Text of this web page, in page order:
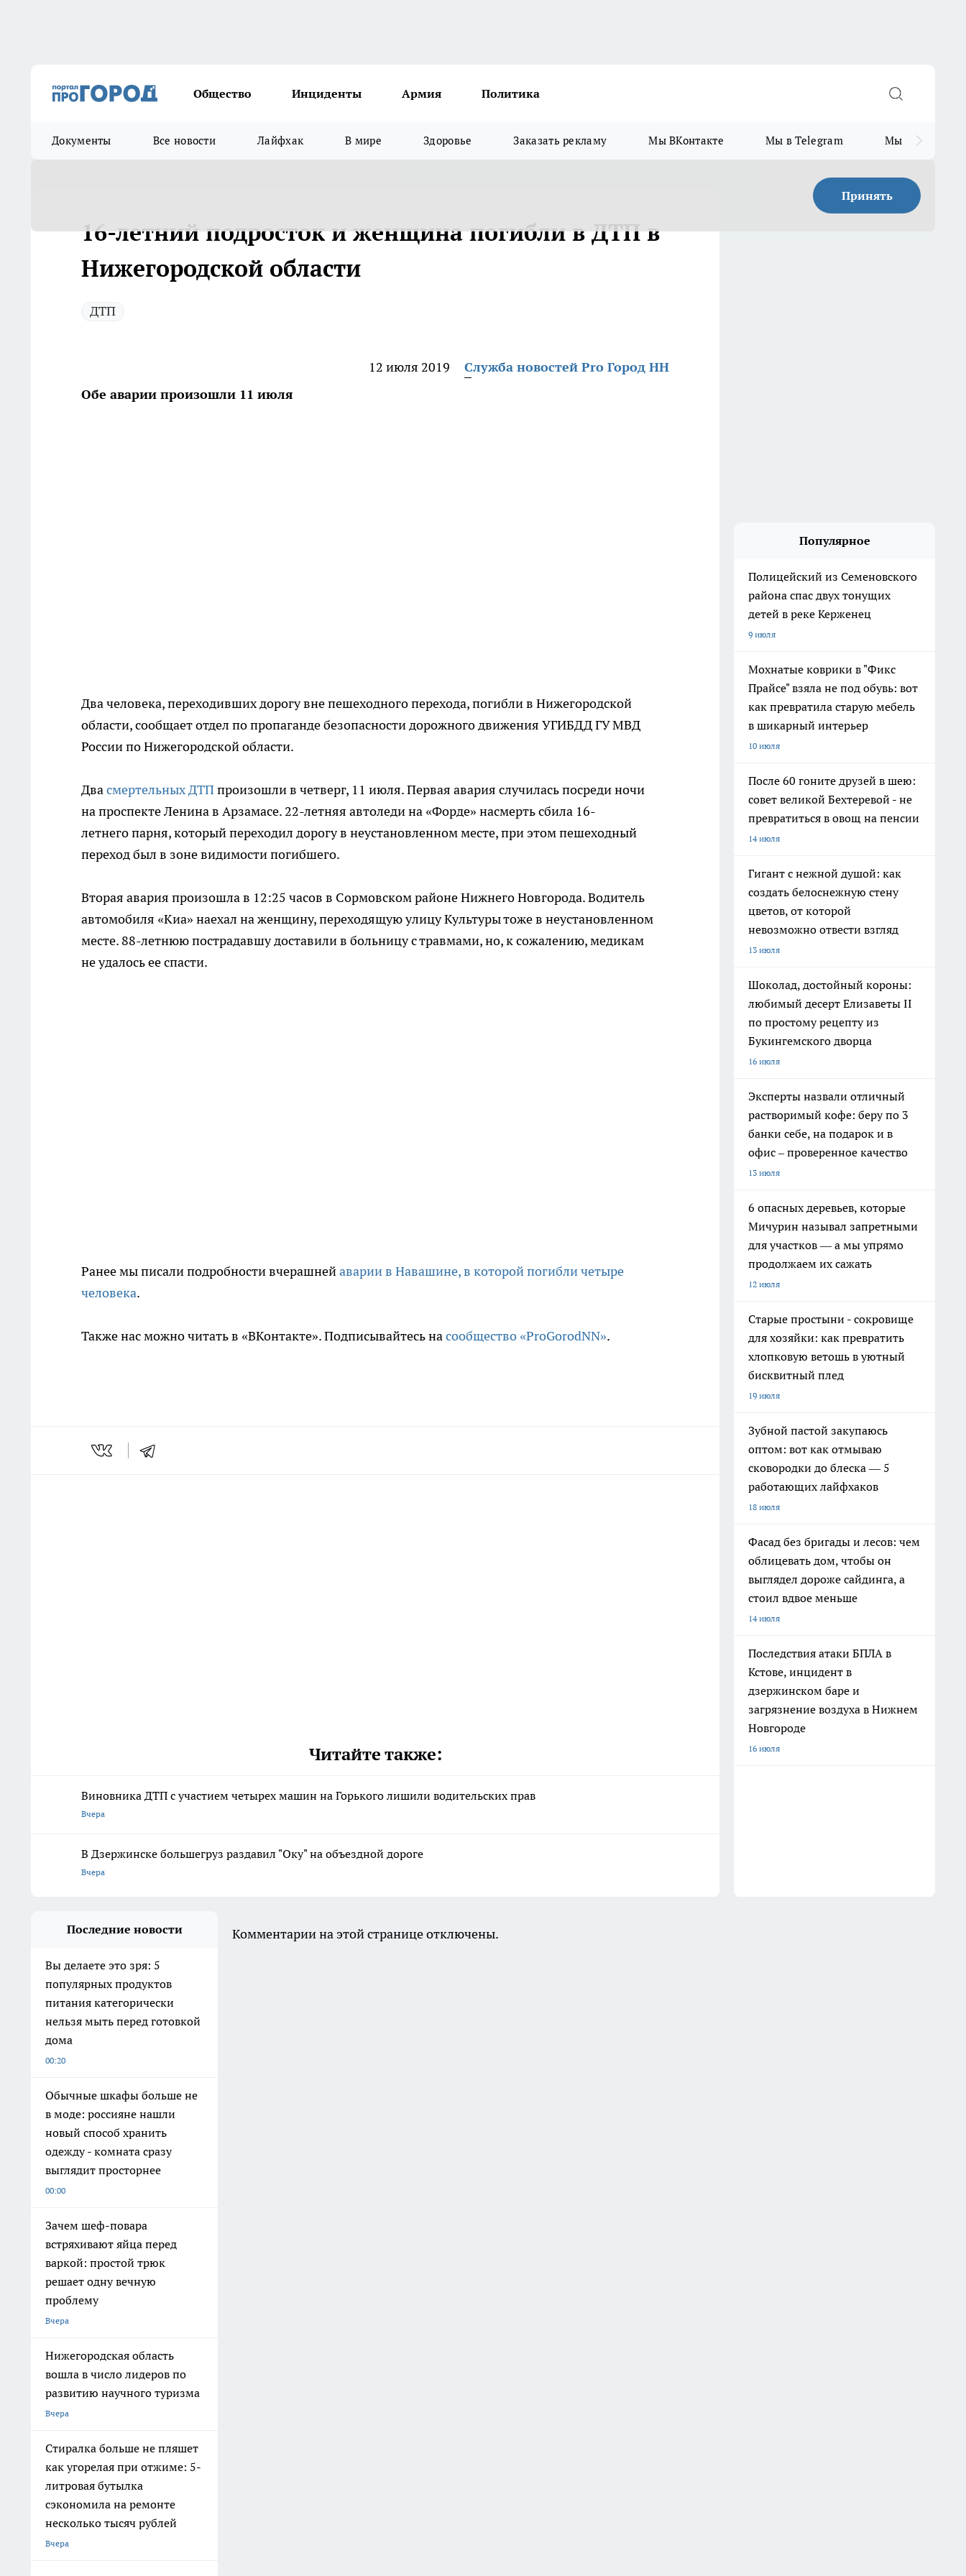
Общество Инциденты Армия Политика
Документы Все новости Лайфхак В мире Здоровье Заказать рекламу Мы ВКонтакте Мы в Telegram Мы в MAX
Принять
16-летний подросток и женщина погибли в ДТП в
Нижегородской области
ДТП
12 июля 2019
Служба новостей Pro Город НН
Обе аварии произошли 11 июля
Два человека, переходивших дорогу вне пешеходного перехода, погибли в Нижегородской
области, сообщает отдел по пропаганде безопасности дорожного движения УГИБДД ГУ МВД
России по Нижегородской области.
Двасмертельных ДТПпроизошли в четверг, 11 июля. Первая авария случилась посреди ночи
на проспекте Ленина в Арзамасе. 22-летняя автоледи на «Форде» насмерть сбила 16-
летнего парня, который переходил дорогу в неустановленном месте, при этом пешеходный
переход был в зоне видимости погибшего.
Вторая авария произошла в 12:25 часов в Сормовском районе Нижнего Новгорода. Водитель
автомобиля «Киа» наехал на женщину, переходящую улицу Культуры тоже в неустановленном
месте. 88-летнюю пострадавшу доставили в больницу с травмами, но, к сожалению, медикам
не удалось ее спасти.
Ранее мы писали подробности вчерашнейаварии в Навашине, в которой погибли четыре
человека.
Также нас можно читать в «ВКонтакте». Подписывайтесь насообщество «ProGorodNN».
Читайте также:
Виновника ДТП с участием четырех машин на Горького лишили водительских прав
Вчера
В Дзержинске большегруз раздавил "Оку" на объездной дороге
Вчера
Популярное
Полицейский из Семеновского
района спас двух тонущих
детей в реке Керженец
9 июля
Мохнатые коврики в "Фикс
Прайсе" взяла не под обувь: вот
как превратила старую мебель
в шикарный интерьер
10 июля
После 60 гоните друзей в шею:
совет великой Бехтеревой - не
превратиться в овощ на пенсии
14 июля
Гигант с нежной душой: как
создать белоснежную стену
цветов, от которой
невозможно отвести взгляд
13 июля
Шоколад, достойный короны:
любимый десерт Елизаветы II
по простому рецепту из
Букингемского дворца
16 июля
Эксперты назвали отличный
растворимый кофе: беру по 3
банки себе, на подарок и в
офис – проверенное качество
13 июля
6 опасных деревьев, которые
Мичурин называл запретными
для участков — а мы упрямо
продолжаем их сажать
12 июля
Старые простыни - сокровище
для хозяйки: как превратить
хлопковую ветошь в уютный
бисквитный плед
19 июля
Зубной пастой закупаюсь
оптом: вот как отмываю
сковородки до блеска — 5
работающих лайфхаков
18 июля
Фасад без бригады и лесов: чем
облицевать дом, чтобы он
выглядел дороже сайдинга, а
стоил вдвое меньше
14 июля
Последствия атаки БПЛА в
Кстове, инцидент в
дзержинском баре и
загрязнение воздуха в Нижнем
Новгороде
16 июля
Последние новости
Вы делаете это зря: 5
популярных продуктов
питания категорически
нельзя мыть перед готовкой
дома
00:20
Обычные шкафы больше не
в моде: россияне нашли
новый способ хранить
одежду - комната сразу
выглядит просторнее
00:00
Зачем шеф-повара
встряхивают яйца перед
варкой: простой трюк
решает одну вечную
проблему
Вчера
Нижегородская область
вошла в число лидеров по
развитию научного туризма
Вчера
Стиралка больше не пляшет
как угорелая при отжиме: 5-
литровая бутылка
сэкономила на ремонте
несколько тысяч рублей
Вчера
Комментарии на этой странице отключены.